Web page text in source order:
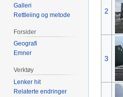
2
3
Galleri
Rettleiing og metode
Forsider
Geografi
Emner
Verktøy
Lenker hit
Relaterte endringer